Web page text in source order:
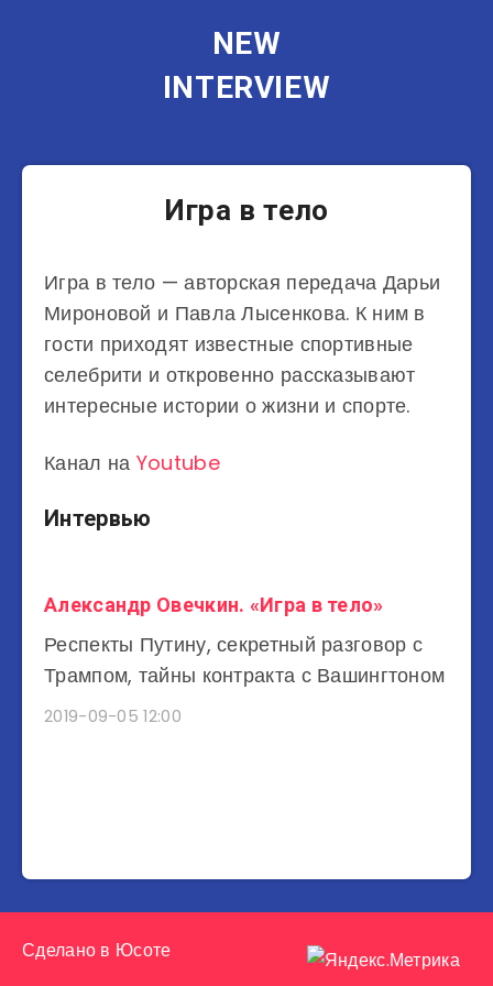
NEW
INTERVIEW
Игра в тело
Игра в тело — авторская передача Дарьи
Мироновой и Павла Лысенкова. К ним в
гости приходят известные спортивные
селебрити и откровенно рассказывают
интересные истории о жизни и спорте.
Канал на Youtube
Интервью
Александр Овечкин. «Игра в тело»
Респекты Путину, секретный разговор с
Трампом, тайны контракта с Вашингтоном
2019-09-05 12:00
Сделано в Юсоте